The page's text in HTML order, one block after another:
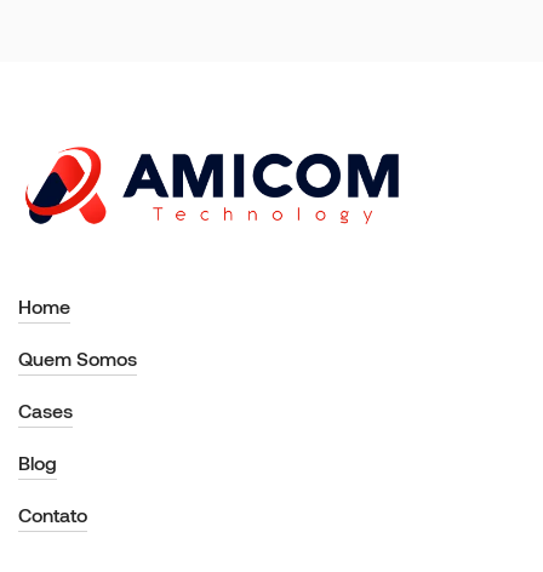
Home
Quem Somos
Cases
Blog
Contato